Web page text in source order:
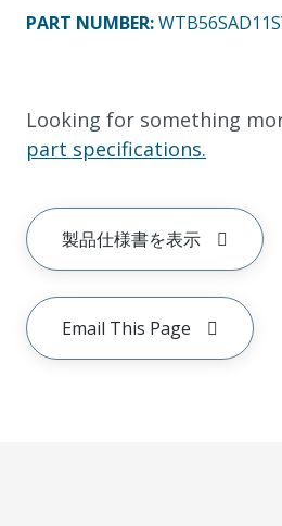
PART NUMBER:
Looking for something
part specifications.
製品仕様書を表示
Email This Page